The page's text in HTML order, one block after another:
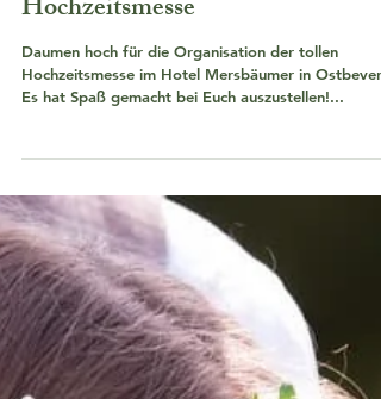
Hochzeitsmesse
Daumen hoch für die Organisation der tollen
Hochzeitsmesse im Hotel Mersbäumer in
Es hat Spaß gemacht bei Euch auszustellen!...